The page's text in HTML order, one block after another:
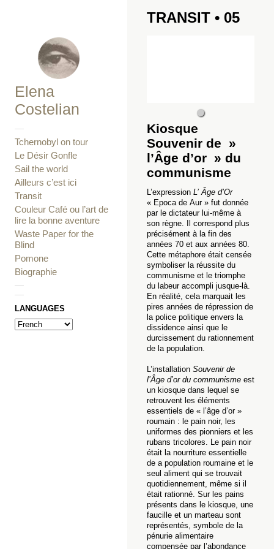
Elena
Costelian
—
Tchernobyl on tour
Le Désir Gonfle
Sail the world
Ailleurs c’est ici
Transit
Couleur Café ou l’art de
lire la bonne aventure
Waste Paper for the
Blind
Pomone
Biographie
—
—
LANGUAGES
TRANSIT • 05
Kiosque
Souvenir de »
l’Âge d’or » du
communisme
L’expression L’ Âge d’Or
« Epoca de Aur » fut donnée
par le dictateur lui-même à
son règne. Il correspond plus
précisément à la fin des
années 70 et aux années 80.
Cette métaphore était censée
symboliser la réussite du
communisme et le triomphe
du labeur accompli jusque-là.
En réalité, cela marquait les
pires années de répression de
la police politique envers la
dissidence ainsi que le
durcissement du rationnement
de la population.
L’installation Souvenir de
l’Âge d’or du communisme est
un kiosque dans lequel se
retrouvent les éléments
essentiels de « l’âge d’or »
roumain : le pain noir, les
uniformes des pionniers et les
rubans tricolores. Le pain noir
était la nourriture essentielle
de a population roumaine et le
seul aliment qui se trouvait
quotidiennement, même si il
était rationné. Sur les pains
présents dans le kiosque, une
faucille et un marteau sont
représentés, symbole de la
pénurie alimentaire
compensée par l’abondance